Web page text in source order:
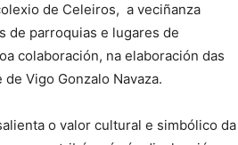
de Celeiros, a veciñanza
de parroquias e lugares de
colaboración, na elaboración das
Vigo Gonzalo Navaza.
o valor cultural e simbólico da